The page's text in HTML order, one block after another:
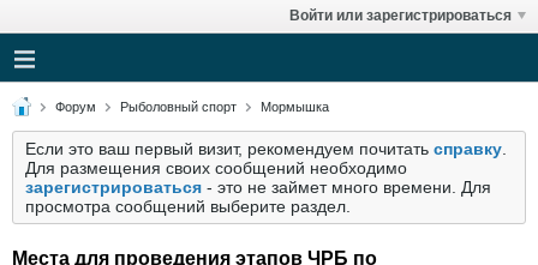
Войти или зарегистрироваться
Форум Рыболовный спорт Мормышка
Если это ваш первый визит, рекомендуем почитать справку
Для размещения своих сообщений необходимо
зарегистрироваться - это не займет много времени. Для
просмотра сообщений выберите раздел.
Места для проведения этапов ЧРБ по